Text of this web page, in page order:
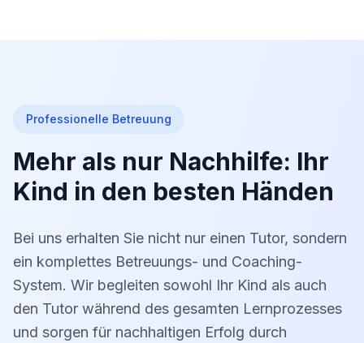
Professionelle Betreuung
Mehr als nur Nachhilfe: Ihr
Kind in den besten Händen
Bei uns erhalten Sie nicht nur einen Tutor, sondern
ein komplettes Betreuungs- und Coaching-
System. Wir begleiten sowohl Ihr Kind als auch
den Tutor während des gesamten Lernprozesses
und sorgen für nachhaltigen Erfolg durch